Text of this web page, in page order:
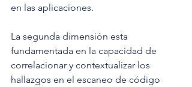
en las aplicaciones.
La segunda dimensión esta
fundamentada en la capacidad de
correlacionar y contextualizar los
hallazgos en el escaneo de código